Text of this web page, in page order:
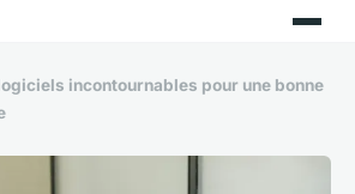
incontournables pour une bonne